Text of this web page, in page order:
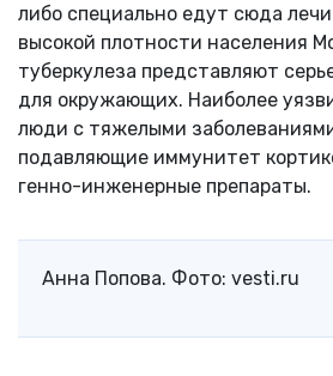
либо специально едут сюда
высокой плотности населения
туберкулеза представляют
для окружающих. Наиболее
люди с тяжелыми
подавляющие иммунитет
генно-инженерные препараты.
Анна Попова. Фото: vesti.ru